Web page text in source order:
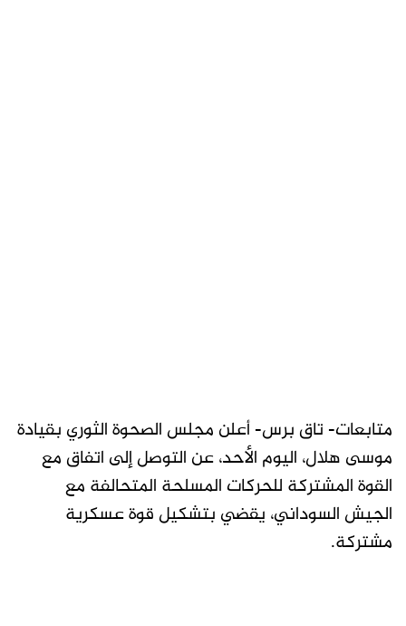
متابعات- تاق برس- أعلن مجلس الصحوة الثوري بقيادة
موسى هلال، اليوم الأحد، عن التوصل إلى اتفاق مع
القوة المشتركة للحركات المسلحة المتحالفة مع
الجيش السوداني، يقضي بتشكيل قوة عسكرية
مشتركة.